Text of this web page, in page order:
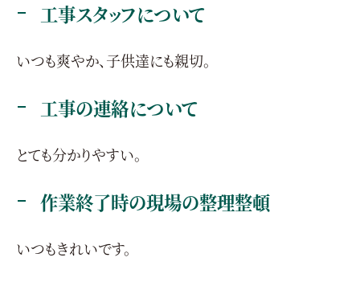
工事スタッフについて
いつも爽やか、子供達にも親切。
工事の連絡について
とても分かりやすい。
作業終了時の現場の整理整頓
いつもきれいです。